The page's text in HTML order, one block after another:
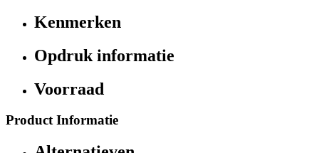
Kenmerken
Opdruk informatie
Voorraad
Product Informatie